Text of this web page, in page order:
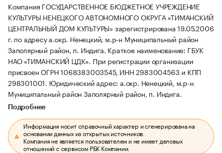
Компания ГОСУДАРСТВЕННОЕ БЮДЖЕТНОЕ УЧРЕЖДЕНИЕ
КУЛЬТУРЫ НЕНЕЦКОГО АВТОНОМНОГО ОКРУГА «ТИМАНСКИЙ
ЦЕНТРАЛЬНЫЙ ДОМ КУЛЬТУРЫ» зарегистрирована 19.05.2006
г. по адресу а.окр. Ненецкий, м.р-н Муниципальный район
Заполярный район, п. Индига. Краткое наименование: ГБУК
НАО «ТИМАНСКИЙ ЦДК». При регистрации организации
присвоен ОГРН 1068383003545, ИНН 2983004563 и КПП
298301001. Юридический адрес: а.окр. Ненецкий, м.р-н
Муниципальный район Заполярный район, п. Индига.
Подробнее
Информация носит справочный характер и сгенерирована на
основании данных из открытых источников.
Компания не является пользователем и не имеет деловых
отношений с сервисом РБК Компании.